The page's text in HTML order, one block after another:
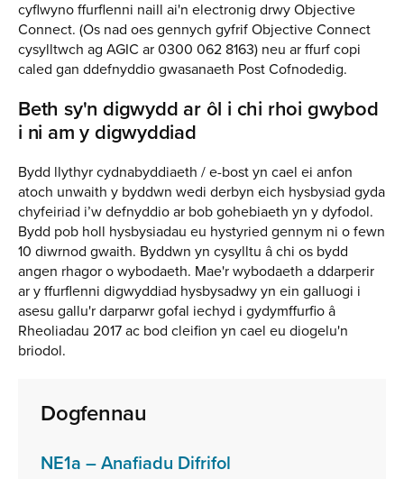
cyflwyno ffurflenni naill ai'n electronig drwy Objective
Connect. (Os nad oes gennych gyfrif Objective Connect
cysylltwch ag AGIC ar 0300 062 8163) neu ar ffurf copi
caled gan ddefnyddio gwasanaeth Post Cofnodedig.
Beth sy'n digwydd ar ôl i chi rhoi gwybod
i ni am y digwyddiad
Bydd llythyr cydnabyddiaeth / e-bost yn cael ei anfon
atoch unwaith y byddwn wedi derbyn eich hysbysiad gyda
chyfeiriad i’w defnyddio ar bob gohebiaeth yn y dyfodol.
Bydd pob holl hysbysiadau eu hystyried gennym ni o fewn
10 diwrnod gwaith. Byddwn yn cysylltu â chi os bydd
angen rhagor o wybodaeth. Mae'r wybodaeth a ddarperir
ar y ffurflenni digwyddiad hysbysadwy yn ein galluogi i
asesu gallu'r darparwr gofal iechyd i gydymffurfio
Rheoliadau 2017 ac bod cleifion yn cael eu diogelu'n
briodol.
Dogfennau
NE1a – Anafiadu Difrifol